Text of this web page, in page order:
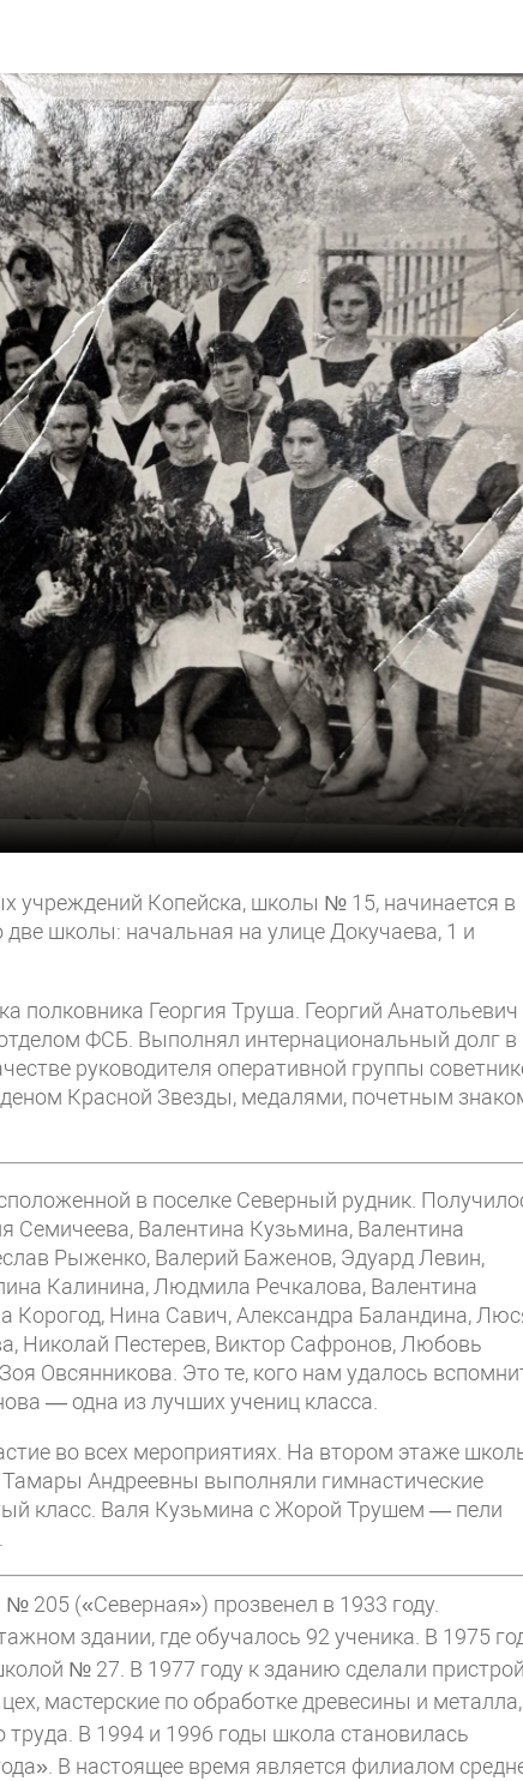
учреждений Копейска, школы № 15, начинается в
школы: начальная на улице Докучаева, 1 и
полковника Георгия Труша. Георгий Анатольевич
ФСБ. Выполнял интернациональный долг в
руководителя оперативной группы
Красной Звезды, медалями, почетным
в поселке Северный рудник.
Семичеева, Валентина Кузьмина, Валентина
Рыженко, Валерий Баженов, Эдуард Левин,
Калинина, Людмила Речкалова, Валентина
Корогод, Нина Савич, Александра Баландина,
Николай Пестерев, Виктор Сафронов, Любовь
Овсянникова. Это те, кого нам удалось
— одна из лучших учениц класса.
во всех мероприятиях. На втором этаже
Андреевны выполняли гимнастические
класс. Валя Кузьмина с Жорой Трушем — пели
205 («Северная») прозвенел в 1933 году.
здании, где обучалось 92 ученика. В 1975
№ 27. В 1977 году к зданию сделали
мастерские по обработке древесины и металла,
В 1994 и 1996 годы школа становилась
В настоящее время является филиалом